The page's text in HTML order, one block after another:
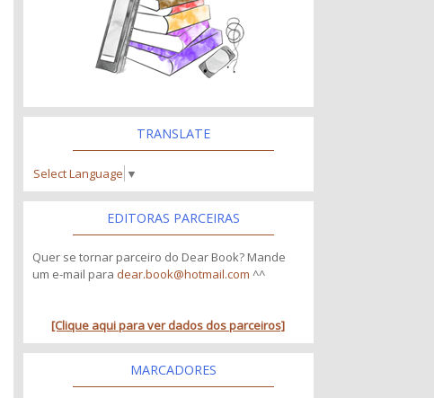
TRANSLATE
Select Language ▼
EDITORAS PARCEIRAS
Quer se tornar parceiro do Dear Book? Mande
um e-mail para dear.book@hotmail.com ^^
[Clique aqui para ver dados dos parceiros]
MARCADORES